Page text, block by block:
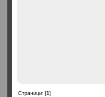
Страници: [1]